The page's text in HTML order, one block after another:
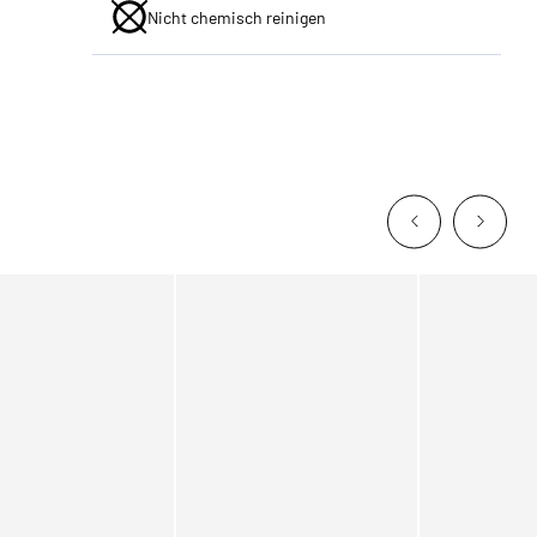
Nicht chemisch reinigen